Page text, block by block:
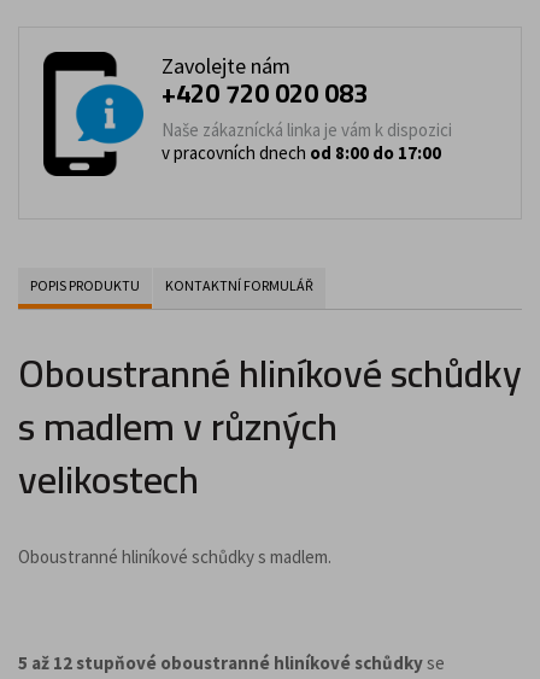
Zavolejte nám
+420 720 020 083
Naše zákaznícká linka je vám k dispozici
v pracovních dnech od 8:00 do 17:00
POPIS PRODUKTU KONTAKTNÍ FORMULÁŘ
Oboustranné hliníkové schůdky
s madlem v různých
velikostech
Oboustranné hliníkové schůdky s madlem.
5 až 12 stupňové oboustranné hliníkové schůdkyse